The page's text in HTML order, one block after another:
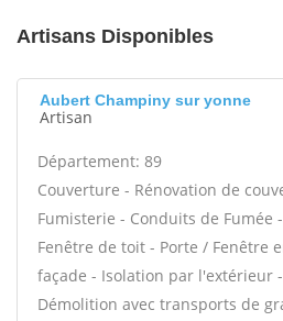
Artisans Disponibles
Aubert Champiny sur yonne
Artisan
Département: 89
Couverture - Rénovation de
Fumisterie - Conduits de Fumée
Fenêtre de toit - Porte / Fenêtre
façade - Isolation par l'extérieur
Démolition avec transports de